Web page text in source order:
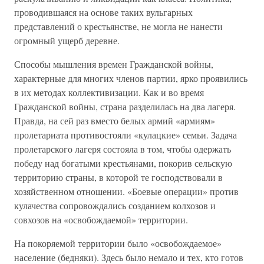
проводившаяся на основе таких вульгарных
представлений о крестьянстве, не могла не нанести
огромный ущерб деревне.
Способы мышления времен Гражданской войны,
характерные для многих членов партии, ярко проявились
в их методах коллективизации. Как и во время
Гражданской войны, страна разделилась на два лагеря.
Правда, на сей раз вместо белых армий «армиям»
пролетариата противостояли «кулацкие» семьи. Задача
пролетарского лагеря состояла в том, чтобы одержать
победу над богатыми крестьянами, покорив сельскую
территорию страны, в которой те господствовали в
хозяйственном отношении. «Боевые операции» против
кулачества сопровождались созданием колхозов и
совхозов на «освобождаемой» территории.
На покоряемой территории было «освобождаемое»
население (бедняки). Здесь было немало и тех, кто готов